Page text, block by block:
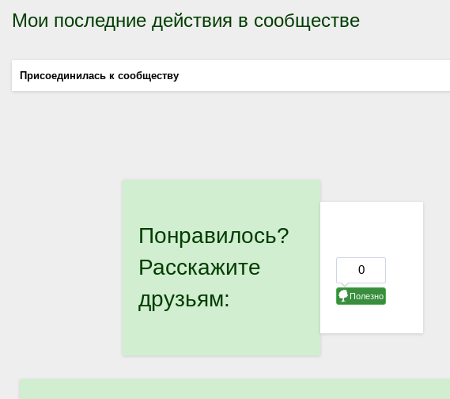
Мои последние действия в сообществе
Присоединилась к сообществу
Понравилось?
Расскажите
друзьям: